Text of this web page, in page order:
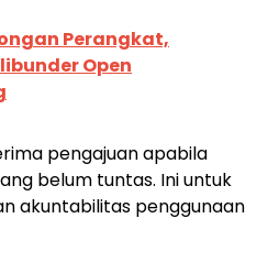
Perangkat,
Open
pengajuan apabila
belum tuntas. Ini untuk
akuntabilitas penggunaan